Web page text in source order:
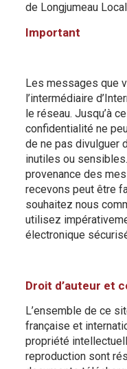
de Longjumeau
Important
Les messages que
l’intermédiaire
le réseau. Jusqu’à
confidentialité ne
de ne pas divulguer
inutiles ou
provenance des
recevons peut être
souhaitez nous
utilisez
électronique
Droit d’auteur et
L’ensemble de ce
française et
propriété
reproduction sont